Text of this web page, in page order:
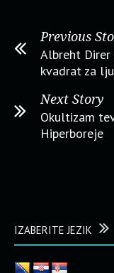
Previous
Albreht Direr
kvadrat za
Next Story
Okultizam
Hiperboreje
IZABERITE JEZIK